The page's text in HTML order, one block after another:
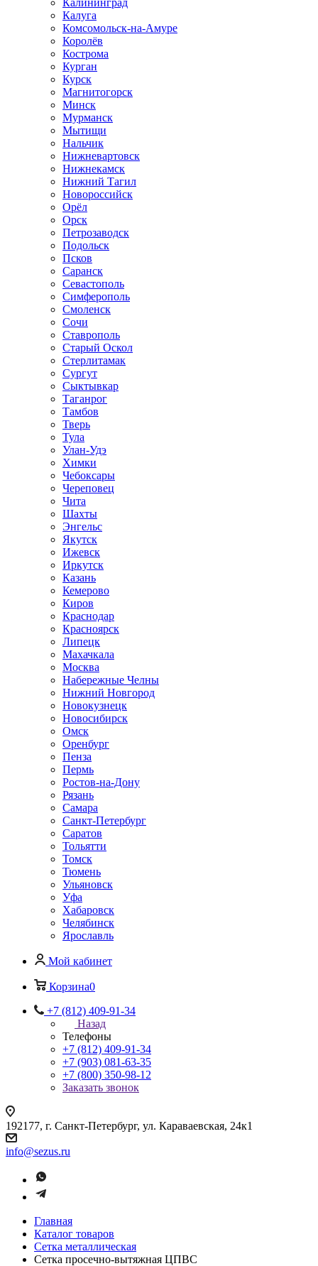
Калининград
Калуга
Комсомольск-на-Амуре
Королёв
Кострома
Курган
Курск
Магнитогорск
Минск
Мурманск
Мытищи
Нальчик
Нижневартовск
Нижнекамск
Нижний Тагил
Новороссийск
Орёл
Орск
Петрозаводск
Подольск
Псков
Саранск
Севастополь
Симферополь
Смоленск
Сочи
Ставрополь
Старый Оскол
Стерлитамак
Сургут
Сыктывкар
Таганрог
Тамбов
Тверь
Тула
Улан-Удэ
Химки
Чебоксары
Череповец
Чита
Шахты
Энгельс
Якутск
Ижевск
Иркутск
Казань
Кемерово
Киров
Краснодар
Красноярск
Липецк
Махачкала
Москва
Набережные Челны
Нижний Новгород
Новокузнецк
Новосибирск
Омск
Оренбург
Пенза
Пермь
Ростов-на-Дону
Рязань
Самара
Санкт-Петербург
Саратов
Тольятти
Томск
Тюмень
Ульяновск
Уфа
Хабаровск
Челябинск
Ярославль
Мой кабинет
Корзина0
+7 (812) 409-91-34
Назад
Телефоны
+7 (812) 409-91-34
+7 (903) 081-63-35
+7 (800) 350-98-12
Заказать звонок
192177, г. Санкт-Петербург, ул. Караваевская, 24к1
info@sezus.ru
Главная
Каталог товаров
Сетка металлическая
Сетка просечно-вытяжная ЦПВС